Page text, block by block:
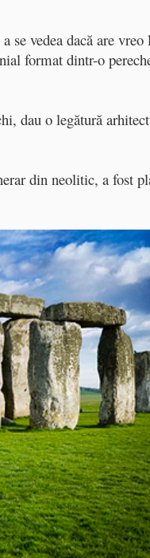
se vedea dacă are vreo
format dintr-o
dau o legătură
din neolitic, a fost